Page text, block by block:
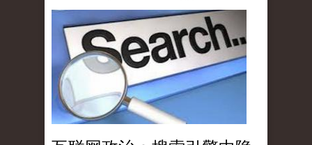
wen_tou_tu_3.jpeg